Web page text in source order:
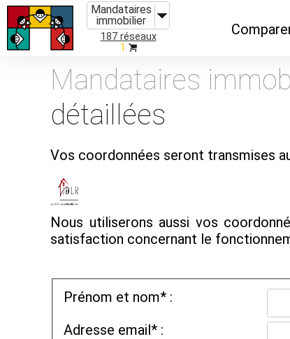
Mandataires
immobilier
187 réseaux
1
Mandataires
détaillées
Vos coordonnées seront transmises
Nous utiliserons aussi vos
satisfaction concernant le
Prénom et nom* :
Adresse email* :